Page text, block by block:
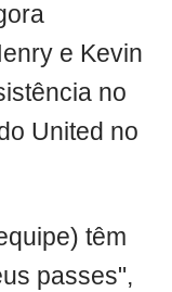
e Kevin
no
United no
têm
passes",